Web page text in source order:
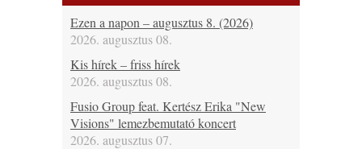
Ezen a napon – augusztus 8. (2026)
2026. augusztus 08.
Kis hírek – friss hírek
2026. augusztus 08.
Fusio Group feat. Kertész Erika "New
Visions" lemezbemutató koncert
2026. augusztus 07.